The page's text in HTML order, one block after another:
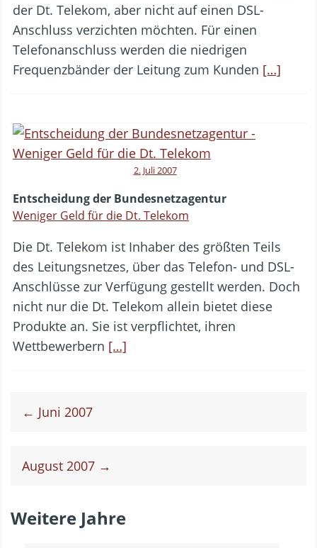
der Dt. Telekom, aber nicht auf einen DSL-
Anschluss verzichten möchten. Für einen
Telefonanschluss werden die niedrigen
Frequenzbänder der Leitung zum Kunden […]
2. Juli 2007
Entscheidung der Bundesnetzagentur
Weniger Geld für die Dt. Telekom
Die Dt. Telekom ist Inhaber des größten Teils
des Leitungsnetzes, über das Telefon- und DSL-
Anschlüsse zur Verfügung gestellt werden. Doch
nicht nur die Dt. Telekom allein bietet diese
Produkte an. Sie ist verpflichtet, ihren
Wettbewerbern […]
← Juni 2007
August 2007 →
Weitere Jahre